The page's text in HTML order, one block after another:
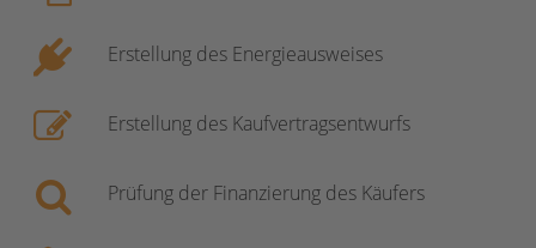
Erstellung des Energieausweises
Erstellung des Kaufvertragsentwurfs
Prüfung der Finanzierung des Käufers